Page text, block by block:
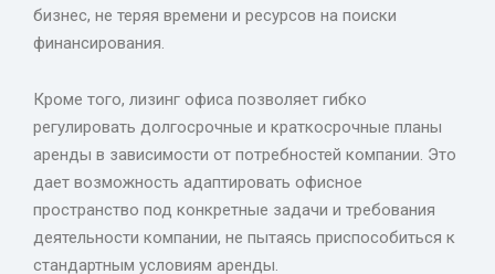
бизнес, не теряя времени и ресурсов на поиски
финансирования.
Кроме того, лизинг офиса позволяет гибко
регулировать долгосрочные и краткосрочные планы
аренды в зависимости от потребностей компании. Это
дает возможность адаптировать офисное
пространство под конкретные задачи и требования
деятельности компании, не пытаясь приспособиться к
стандартным условиям аренды.